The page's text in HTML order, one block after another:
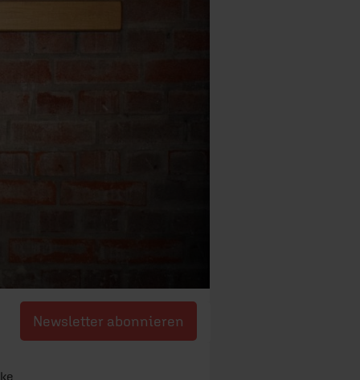
Newsletter abonnieren